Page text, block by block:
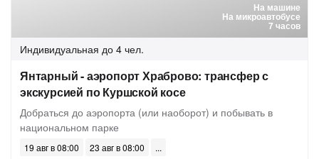
На машине
На микроавтобусе
7 часов
Индивидуальная до 4 чел.
Янтарный - аэропорт Храброво: трансфер с
экскурсией по Куршской косе
Добраться до аэропорта (или наоборот) и побывать в
национальном парке
19 авг в 08:00
23 авг в 08:00